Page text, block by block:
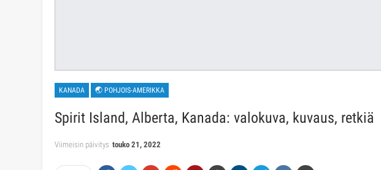
KANADA 🌏 POHJOIS-AMERIKKA
Spirit Island, Alberta, Kanada: valokuva, kuvaus, retkiä
Viimeisin päivitys touko 21, 2022